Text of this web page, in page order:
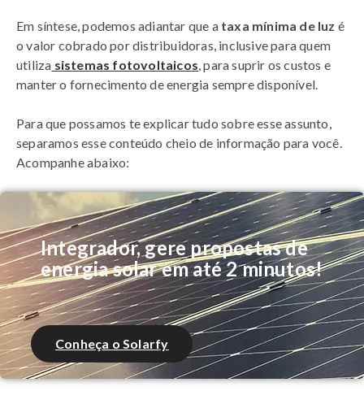
Em síntese, podemos adiantar que a taxa mínima de luz é
o valor cobrado por distribuidoras, inclusive para quem
utiliza sistemas fotovoltaicos, para suprir os custos e
manter o fornecimento de energia sempre disponível.
Para que possamos te explicar tudo sobre esse assunto,
separamos esse conteúdo cheio de informação para você.
Acompanhe abaixo:
Integrador, gere propostas de
energia solar em até 2 minutos!
Conheça o Solarfy